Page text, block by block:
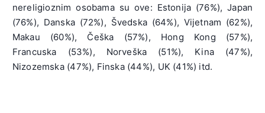
nereligioznim osobama su ove: Estonija (76%), Japan
(76%), Danska (72%), Švedska (64%), Vijetnam (62%),
Makau (60%), Češka (57%), Hong Kong (57%),
Francuska (53%), Norveška (51%), Kina (47%),
Nizozemska (47%), Finska (44%), UK (41%) itd.